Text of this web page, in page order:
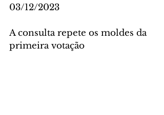
03/12/2023
A consulta repete os moldes da
primeira votação